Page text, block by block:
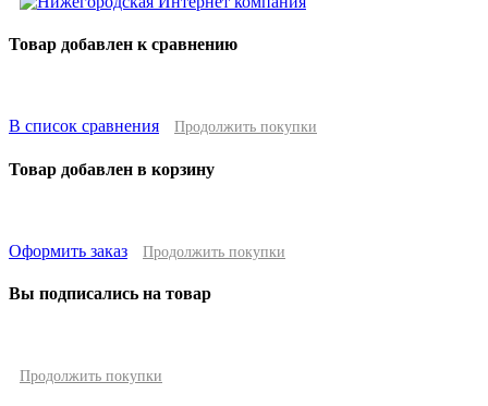
Товар добавлен к сравнению
В список сравнения Продолжить покупки
Товар добавлен в корзину
Оформить заказ Продолжить покупки
Вы подписались на товар
Продолжить покупки